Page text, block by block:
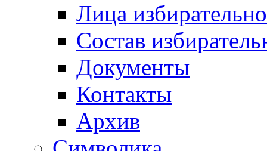
Лица
Состав
Документы
Контакты
Архив